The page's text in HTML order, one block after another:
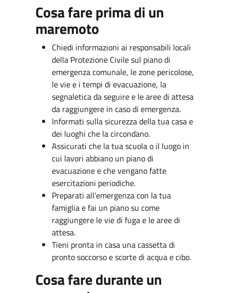
Cosa fare prima di un
maremoto
Chiedi informazioni ai responsabili locali
della Protezione Civile sul piano di
emergenza comunale, le zone pericolose,
le vie e i tempi di evacuazione, la
segnaletica da seguire e le aree di attesa
da raggiungere in caso di emergenza.
Informati sulla sicurezza della tua casa e
dei luoghi che la circondano.
Assicurati che la tua scuola o il luogo in
cui lavori abbiano un piano di
evacuazione e che vengano fatte
esercitazioni periodiche.
Preparati all’emergenza con la tua
famiglia e fai un piano su come
raggiungere le vie di fuga e le aree di
attesa.
Tieni pronta in casa una cassetta di
pronto soccorso e scorte di acqua e cibo.
Cosa fare durante un